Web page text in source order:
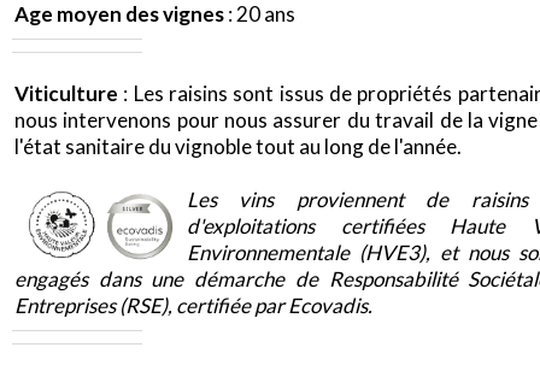
Age moyen des vignes: 20 ans
Viticulture : Les raisins sont issus de propriétés
nous intervenons pour nous assurer du travail de la
l'état sanitaire du vignoble tout au long de l'année.
Les vins proviennent de raisins
d'exploitations certifiées Haute
Environnementale (HVE3), et nous
engagés dans une démarche de Responsabilité
Entreprises (RSE), certifiée par Ecovadis.